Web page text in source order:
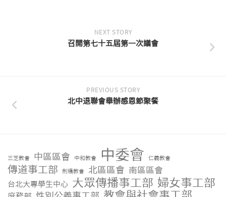
NEXT STORY
召開第七十五屆第一次議會
PREVIOUS STORY
北中退聯會舉辦感恩節聚餐
三芝教會 中區區會 中和教會 中委會 仁義教會
傳道事工部 劍橋教會 北區區會 南區區會
台北大專學生中心 大眾傳播事工部 婦女事工部